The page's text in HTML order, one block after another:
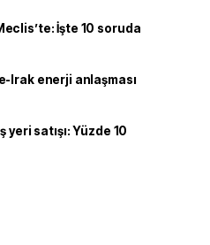
İşte 10 soruda
Irak enerji anlaşması
yeri satışı: Yüzde 10